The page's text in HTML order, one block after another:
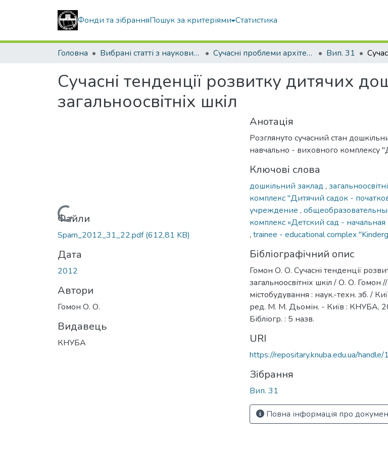
Фонди та зібранняПошук за критеріями Статистика
Головна Вибрані статті з наукових збірників КНУБА Сучасні проблеми архітектури та містобудування Вип. 31
Сучасні тенденції розвитку дитячих
загальноосвітніх шкіл
Вантажиться...
Файли
Spam_2012_31_22.pdf(612,81 KB)
Дата
2012
Автори
Гомон О. О.
Видавець
КНУБА
Анотація
Розглянуто сучасний стан
навчально - виховного комплексу
Ключові слова
дошкільний заклад ,
комплекс "Дитячий садок -
учреждение ,
комплекс «Детский сад -
, trainee - educational complex
Бібліографічний опис
Гомон О. О. Сучасні тенденції
загальноосвітніх шкіл / О. О. Гомон
містобудування : наук.-техн. зб. /
ред. М. М. Дьомін. - Київ : КНУБА,
Бібліогр. : 5 назв.
URI
https://repositary.knuba.edu.ua/
Зібрання
Вип. 31
Повна інформація про